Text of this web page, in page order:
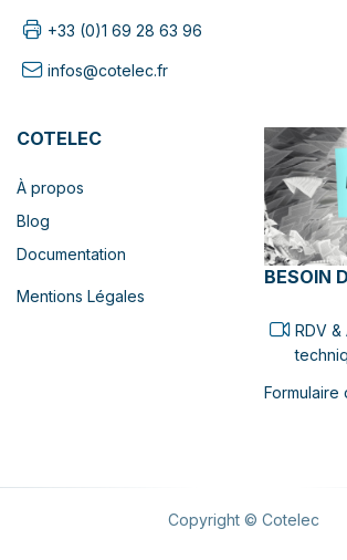
+33 (0)1 69 28 63 96
infos@cotelec.fr
COTELEC
À propos
Blog
Documentation
Mentions Légales
BESOIN
RDV &
Formulaire
Copyright © Cotelec